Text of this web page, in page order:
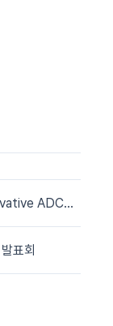
국가신약개발사업단, ‘Global Innovative ADC Development Networking Forum’ 개최
표회